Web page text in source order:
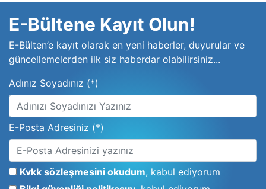
E-Bültene Kayıt Olun!
E-Bülten’e kayıt olarak en yeni haberler, duyurular ve
güncellemelerden ilk siz haberdar olabilirsiniz...
Adınız Soyadınız (*)
E-Posta Adresiniz (*)
Kvkk sözleşmesini okudum, kabul ediyorum